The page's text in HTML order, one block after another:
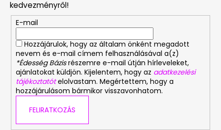
kedvezményről!
E-mail
Hozzájárulok, hogy az általam önként megadott
nevem és e-mail címem felhasználásával a(z)
*Édesség Bázisrészemre e-mail útján hírleveleket,
ajánlatokat küldjön. Kijelentem, hogy az adatkezelési
tájékoztatót elolvastam. Megértettem, hogy a
hozzájárulásom bármikor visszavonhatom.
FELIRATKOZÁS